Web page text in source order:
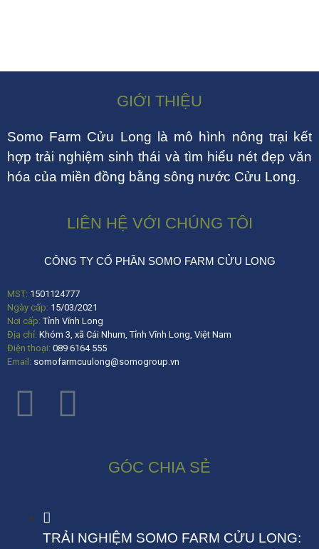
GIỚI THIỆU
Somo Farm Cửu Long là mô hình nông trại kết
hợp trải nghiệm sinh thái và tìm hiểu nét đẹp văn
hóa của miền đồng bằng sông nước Cửu Long.
LIÊN HỆ VỚI CHÚNG TÔI
CÔNG TY CỔ PHẦN SOMO FARM CỬU LONG
MST: 1501124777
Ngày cấp: 15/03/2021
Nơi cấp:Tỉnh Vĩnh Long
Địa chỉ: Khóm 3, xã Cái Nhum, Tỉnh Vĩnh Long, Việt Nam
Điện thoại: 089 6164 555
Email: somofarmcuulong@somogroup.vn
GÓC CHIA SẺ
TRẢI NGHIỆM SOMO FARM CỬU LONG: